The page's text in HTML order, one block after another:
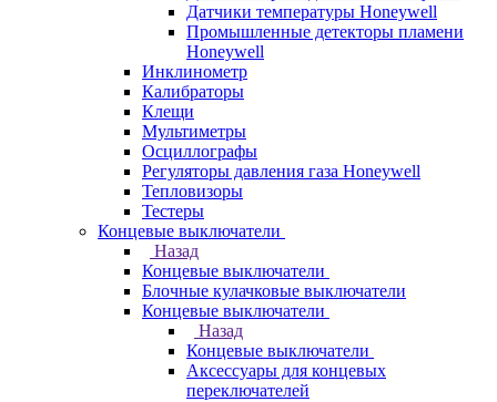
Датчики температуры Honeywell
Промышленные детекторы пламени
Honeywell
Инклинометр
Калибраторы
Клещи
Мультиметры
Осциллографы
Регуляторы давления газа Honeywell
Тепловизоры
Тестеры
Концевые выключатели
Назад
Концевые выключатели
Блочные кулачковые выключатели
Концевые выключатели
Назад
Концевые выключатели
Аксессуары для концевых
переключателей